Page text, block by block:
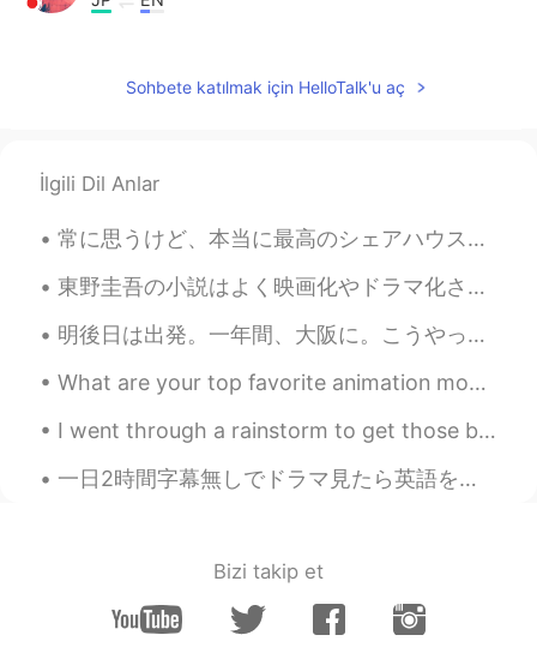
Leo เลโอ 2021.01.07 04:47
Sohbete katılmak için HelloTalk'u aç
İlgili Dil Anlar
常に思うけど、本当に最高のシェアハウスに来たじゃん。今日は早めのクリスマスパーティーした。ルームメイトの顔をバラしたくないから写真が見せられないけど、満喫して豊かな気持ちでいっぱい。日本人と生活...
東野圭吾の小説はよく映画化やドラマ化されるよね。個人的に"方思い"のドラマ化の他には見たことがないけれど、最初東野圭吾の作品を紹介された時から、彼が文章を読むと嫌でも頭の中で勝手映像化されてしま...
明後日は出発。一年間、大阪に。こうやって人と日常会話すると、日本語ができてる気がしてしまうけど、実際に日本にいたら実力のなさの程度が分かるような気がする。敬語とか、賃貸や銀行に関する話しとか。最...
What are your top favorite animation movies and why?😄😊 Spirited Away - 面白い🤩おもしろい My Neighbour Tot...
I went through a rainstorm to get those bagels as it was their 100th years anniversary. Fairmount...
一日2時間字幕無しでドラマ見たら英語を聞き取れられるようになるとか、それに一日2時間英語で読書したら英語を話せるようになるとか、そういうふうに僕はここでよく説きますけど、最終的にそれは理想の話し...
Bizi takip et